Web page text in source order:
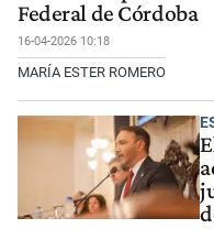
Federal de Córdoba
16-04-2026 10:18
MARÍA ESTER ROMERO